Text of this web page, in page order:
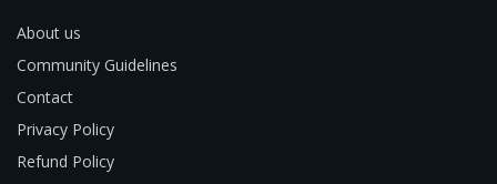
About us
Community Guidelines
Contact
Privacy Policy
Refund Policy